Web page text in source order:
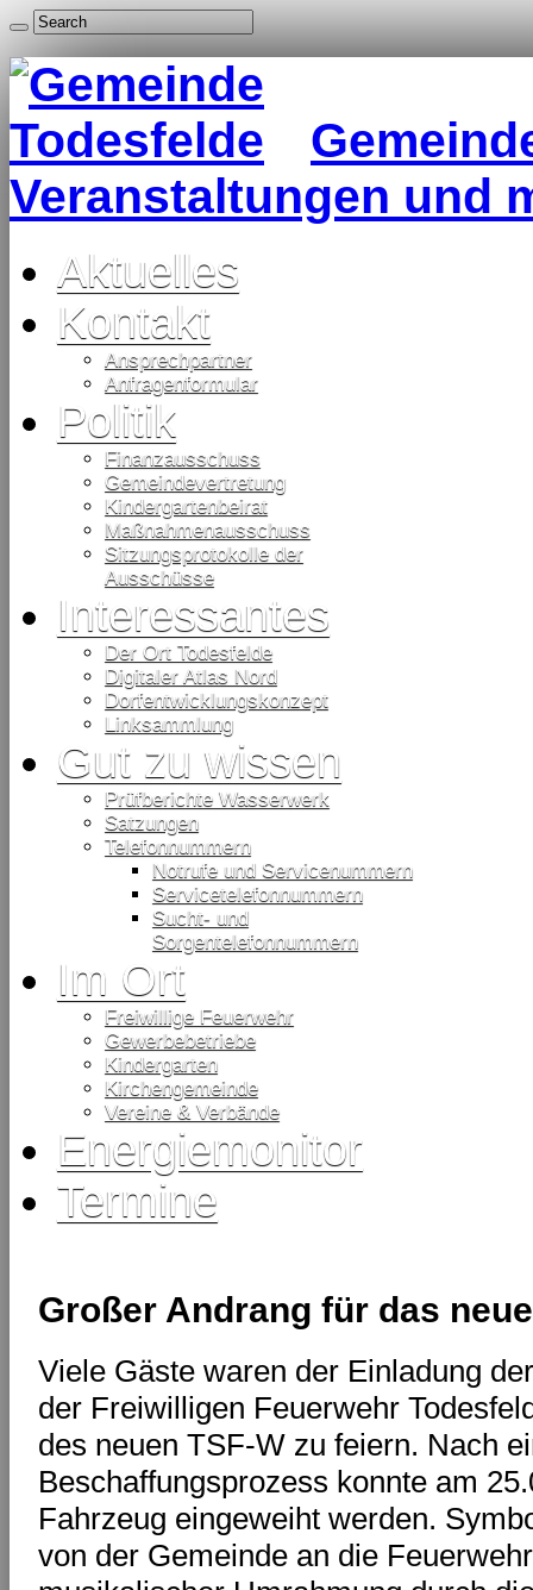
Veranstaltungen und
Aktuelles
Kontakt
Ansprechpartner
Anfragenformular
Politik
Finanzausschuss
Gemeindevertretung
Kindergartenbeirat
Maßnahmenausschuss
Sitzungsprotokolle der
Ausschüsse
Interessantes
Der Ort Todesfelde
Digitaler Atlas Nord
Dorfentwicklungskonzept
Linksammlung
Gut zu wissen
Prüfberichte Wasserwerk
Satzungen
Telefonnummern
Notrufe und Servicenummern
Servicetelefonnummern
Sucht- und
Sorgentelefonnummern
Im Ort
Freiwillige Feuerwehr
Gewerbebetriebe
Kindergarten
Kirchengemeinde
Vereine & Verbände
Energiemonitor
Termine
Großer Andrang für das
Viele Gäste waren der Einladung
der Freiwilligen Feuerwehr
des neuen TSF-W zu feiern. Nach
Beschaffungsprozess konnte am
Fahrzeug eingeweiht werden.
von der Gemeinde an die